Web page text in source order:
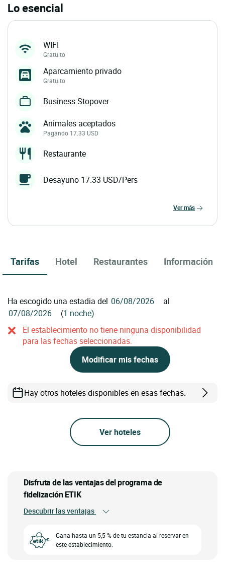
Lo esencial
WIFI
Gratuito
Aparcamiento privado
Gratuito
Business Stopover
Animales aceptados
Pagando 17.33 USD
Restaurante
Desayuno 17.33 USD/Pers
ver más
Tarifas Hotel Restaurantes Información
Ha escogido una estadia del
al
(1 noche)
El establecimiento no tiene ninguna disponibilidad
para las fechas seleccionadas.
Modificar mis fechas
Hay otros hoteles disponibles en esas fechas.
Ver hoteles
Disfruta de las ventajas del programa de
fidelización ETIK
Descubrir las ventajas
Gana hasta un 5,5 % de tu estancia al reservar en
este establecimiento.